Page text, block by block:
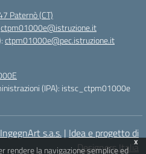
Paternò (CT)
ctpm01000e@istruzione.it
ctpm01000e@pec.istruzione.it
(IPA): istsc_ctpm01000e
s.a.s. | Idea e progetto di
Designers Italia
x
rendere la navigazione semplice ed